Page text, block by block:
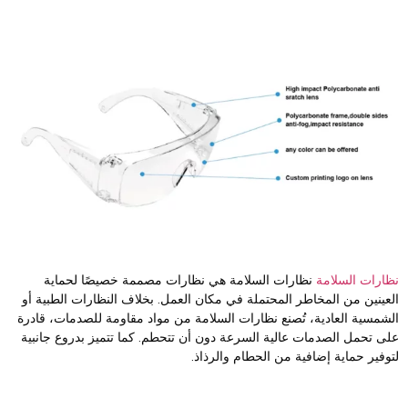
السلامةنظارات السلامة هي نظارات مصممة خصيصًا لحماية
من المخاطر المحتملة في مكان العمل. بخلاف النظارات الطبية أو
العادية، تُصنع نظارات السلامة من مواد مقاومة للصدمات، قادرة
تحمل الصدمات عالية السرعة دون أن تتحطم. كما تتميز بدروع جانبية
حماية إضافية من الحطام والرذاذ.